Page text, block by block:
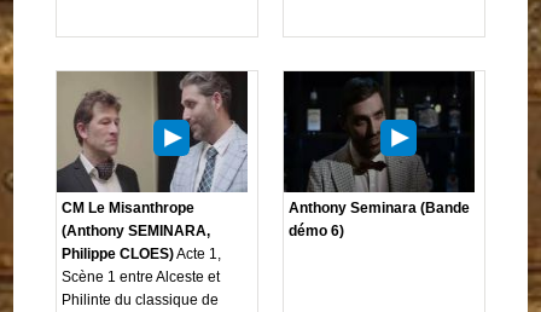
CM Le Misanthrope
(Anthony SEMINARA,
Philippe CLOES)Acte 1,
Scène 1 entre Alceste et
Philinte du classique de
Anthony Seminara (Bande
démo 6)